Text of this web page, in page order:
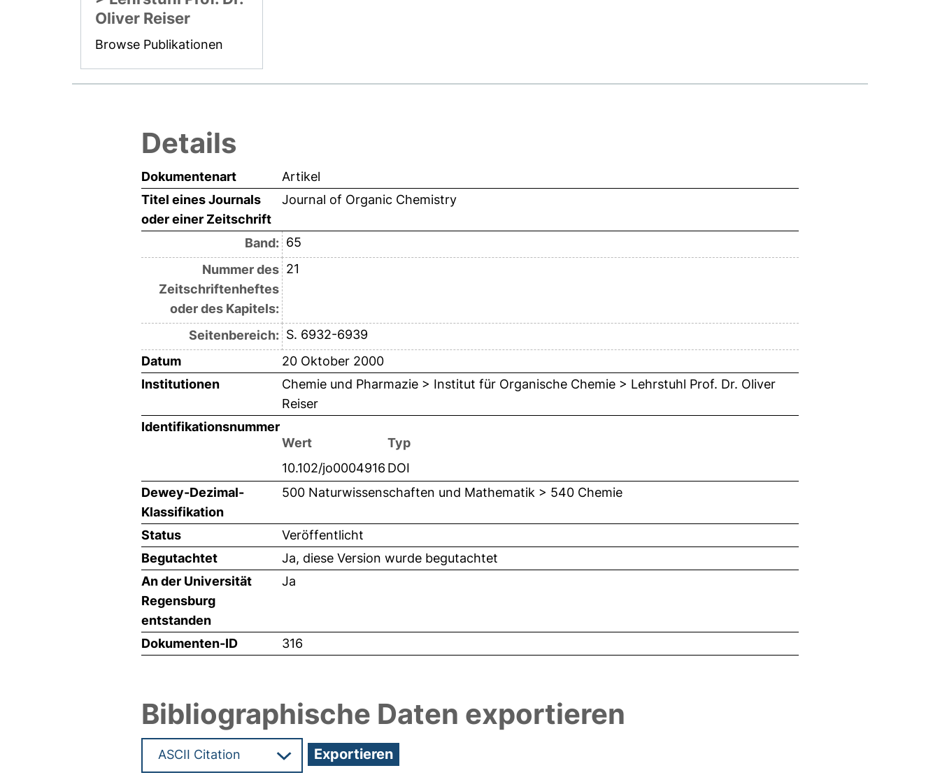
Oliver Reiser
Browse Publikationen
Details
Dokumentenart
Artikel
Titel eines Journals
oder einer Zeitschrift
Journal of Organic Chemistry
Band: 65
Nummer des
Zeitschriftenheftes
oder des Kapitels:
21
Seitenbereich: S. 6932-6939
Datum
20 Oktober 2000
Institutionen
Chemie und Pharmazie > Institut für Organische Chemie > Lehrstuhl Prof. Dr. Oliver
Reiser
Identifikationsnummer
Wert
Typ
10.102/jo0004916 DOI
Dewey-Dezimal-
Klassifikation
500 Naturwissenschaften und Mathematik > 540 Chemie
Status
Veröffentlicht
Begutachtet
Ja, diese Version wurde begutachtet
An der Universität
Regensburg
entstanden
Ja
Dokumenten-ID 316
Bibliographische Daten exportieren